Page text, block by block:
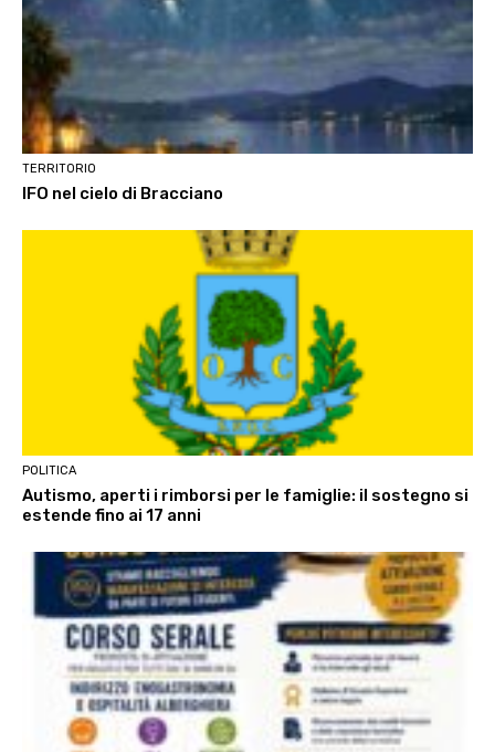
TERRITORIO
IFO nel cielo di Bracciano
POLITICA
Autismo, aperti i rimborsi per le famiglie: il sostegno si
estende fino ai 17 anni